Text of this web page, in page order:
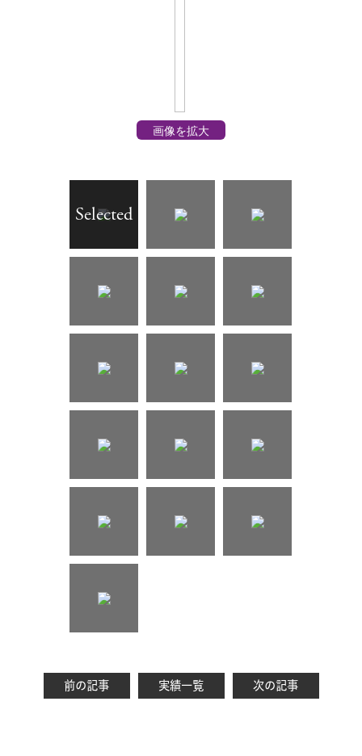
画像を拡大
前の記事 実績一覧 次の記事